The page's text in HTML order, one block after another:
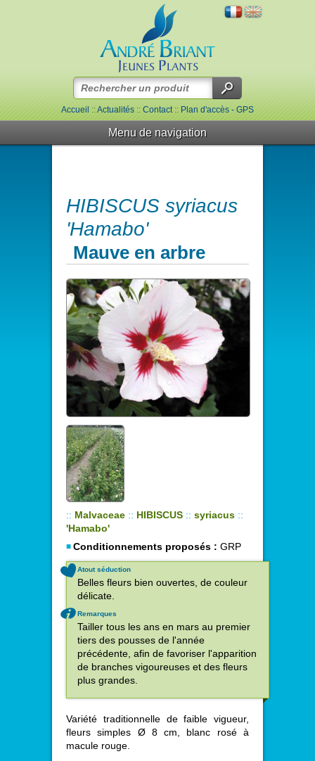
Accueil::Actualités::Contact::Plan d'accès - GPS
Menu de navigation
HIBISCUS syriacus
'Hamabo'
Mauve en arbre
:: Malvaceae :: HIBISCUS :: syriacus ::
'Hamabo'
Conditionnements proposés : GRP
Atout séduction
Belles fleurs bien ouvertes, de couleur
délicate.
Remarques
Tailler tous les ans en mars au premier
tiers des pousses de l'année
précédente, afin de favoriser l'apparition
de branches vigoureuses et des fleurs
plus grandes.
Variété traditionnelle de faible vigueur,
fleurs simples Ø 8 cm, blanc rosé à
macule rouge.